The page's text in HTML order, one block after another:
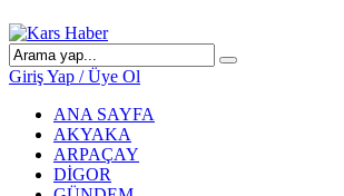
Giriş Yap / Üye Ol
ANA SAYFA
AKYAKA
ARPAÇAY
DİGOR